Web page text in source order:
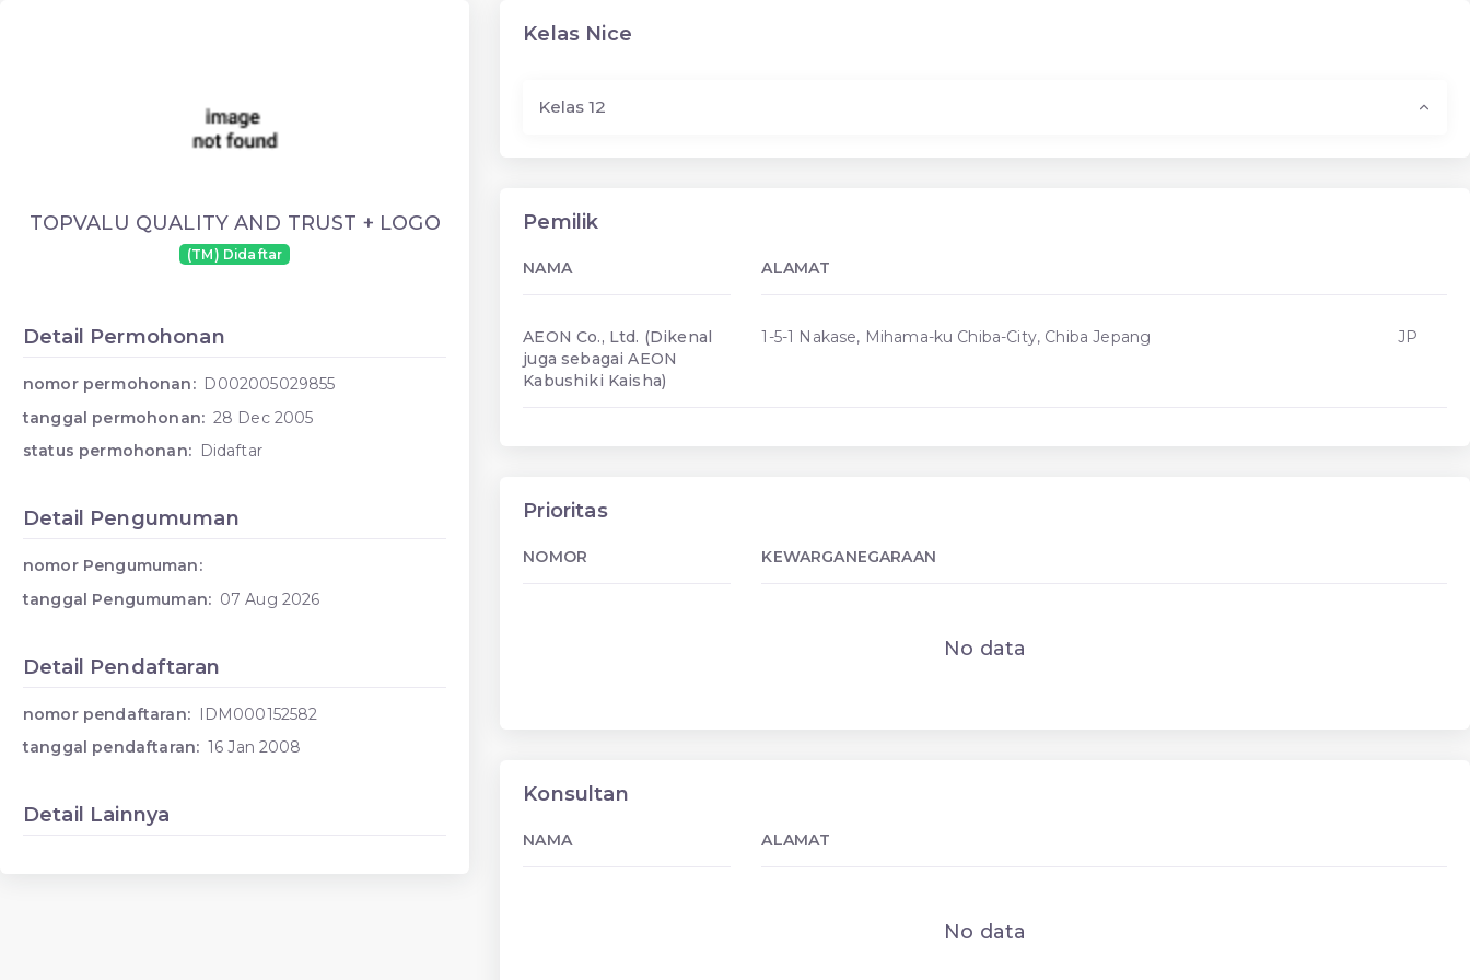
TOPVALU QUALITY AND TRUST + LOGO
(TM) Didaftar
Detail Permohonan
nomor permohonan: D002005029855
tanggal permohonan: 28 Dec 2005
status permohonan: Didaftar
Detail Pengumuman
nomor Pengumuman:
tanggal Pengumuman: 07 Aug 2026
Detail Pendaftaran
nomor pendaftaran: IDM000152582
tanggal pendaftaran: 16 Jan 2008
Detail Lainnya
Kelas Nice
Kelas 12
Pemilik
NAMA ALAMAT
AEON Co., Ltd. (Dikenal
juga sebagai AEON
Kabushiki Kaisha)
1-5-1 Nakase, Mihama-ku Chiba-City, Chiba Jepang JP
Prioritas
NOMOR KEWARGANEGARAAN
No data
Konsultan
NAMA ALAMAT
No data